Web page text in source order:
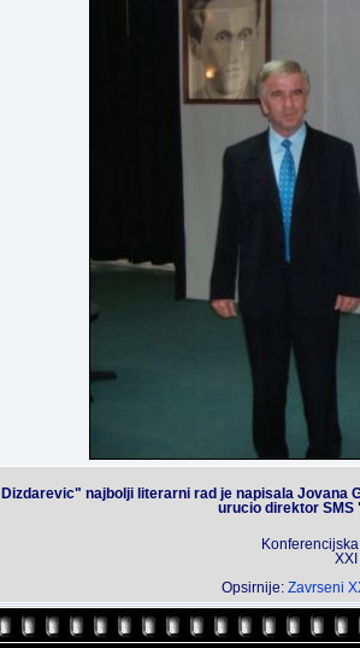
Dizdarevic" najbolji literarni rad je napisala Jovana
urucio direktor
Opsirnije: Zavrseni